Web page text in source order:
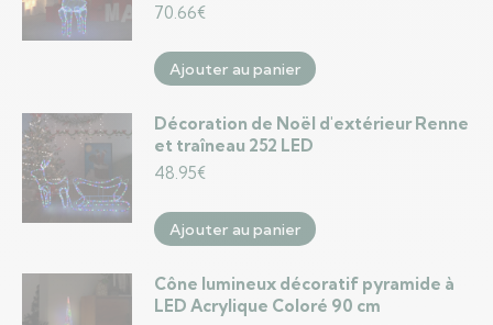
70.66€
Ajouter au panier
Décoration de Noël d'extérieur Renne
et traîneau 252 LED
48.95€
Ajouter au panier
Cône lumineux décoratif pyramide à
LED Acrylique Coloré 90 cm